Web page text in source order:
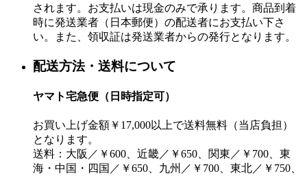
されます。お支払いは現金のみで承ります。商品到着
時に発送業者（日本郵便）の配送者にお支払い下さ
い。また、領収証は発送業者からの発行となります。
配送方法・送料について
ヤマト宅急便（日時指定可）
お買い上げ金額￥17,000以上で送料無料（当店負担）
となります。
送料：大阪／￥600、近畿／￥650、関東／￥700、東
海・中国・四国／￥650、九州／￥700、東北／￥750、